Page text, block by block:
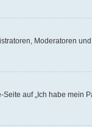
Moderatoren
auf „Ich habe mein